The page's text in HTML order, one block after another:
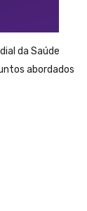
da Saúde
abordados